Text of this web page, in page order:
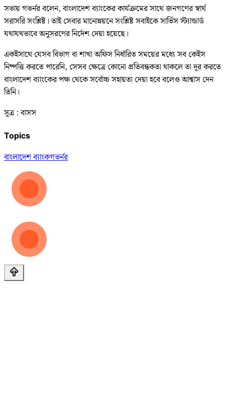
সভায় গভর্নর বলেন, বাংলাদেশ ব্যাংকের কার্যক্রমের সাথে জনগণের স্বার্থ
সরাসরি সংশ্লিষ্ট। তাই সেবার মানোন্নয়নে সংশ্লিষ্ট সবাইকে সার্ভিস স্ট্যান্ডার্ড
যথাযথভাবে অনুসরণের নির্দেশ দেয়া হয়েছে।
একইসাথে যেসব বিভাগ বা শাখা অফিস নির্ধারিত সময়ের মধ্যে সব কেইস
নিষ্পত্তি করতে পারেনি, সেসব ক্ষেত্রে কোনো প্রতিবন্ধকতা থাকলে তা দূর করতে
বাংলাদেশ ব্যাংকের পক্ষ থেকে সর্বোচ্চ সহায়তা দেয়া হবে বলেও আশ্বাস দেন
তিনি।
সূত্র : বাসস
Topics
বাংলাদেশ ব্যাংকগভর্নর